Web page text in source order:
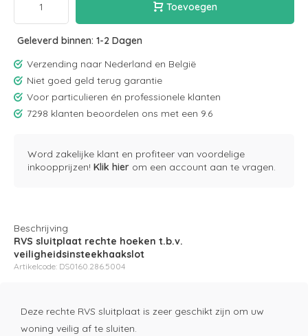
Toevoegen
Geleverd binnen: 1-2 Dagen
Verzending naar Nederland en België
Niet goed geld terug garantie
Voor particulieren én professionele klanten
7298 klanten beoordelen ons met een 9.6
Word zakelijke klant en profiteer van voordelige
inkoopprijzen! Klik hier om een account aan te vragen.
Beschrijving
RVS sluitplaat rechte hoeken t.b.v.
veiligheidsinsteekhaakslot
Artikelcode: DS0160.286.5004
Deze rechte RVS sluitplaat is zeer geschikt zijn om uw
woning veilig af te sluiten.